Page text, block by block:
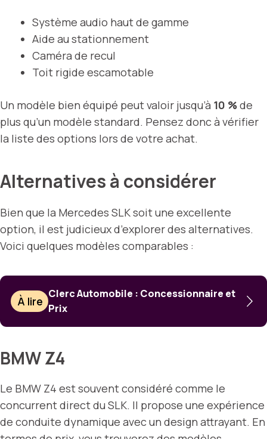
Système audio haut de gamme
Aide au stationnement
Caméra de recul
Toit rigide escamotable
Un modèle bien équipé peut valoir jusqu’à 10 %de
plus qu’un modèle standard. Pensez donc à vérifier
la liste des options lors de votre achat.
Alternatives à considérer
Bien que la Mercedes SLK soit une excellente
option, il est judicieux d’explorer des alternatives.
Voici quelques modèles comparables :
À lire
Clerc Automobile : Concessionnaire et
Prix
BMW Z4
Le BMW Z4 est souvent considéré comme le
concurrent direct du SLK. Il propose une expérience
de conduite dynamique avec un design attrayant. En